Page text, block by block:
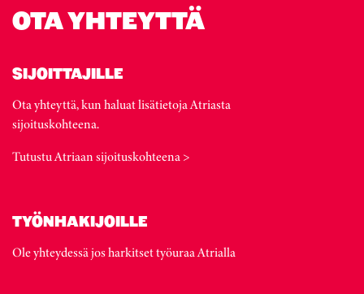
OTA YHTEYTTÄ
SIJOITTAJILLE
Ota yhteyttä, kun haluat lisätietoja Atriasta
sijoituskohteena.
Tutustu Atriaan sijoituskohteena >
TYÖNHAKIJOILLE
Ole yhteydessä jos harkitset työuraa Atrialla